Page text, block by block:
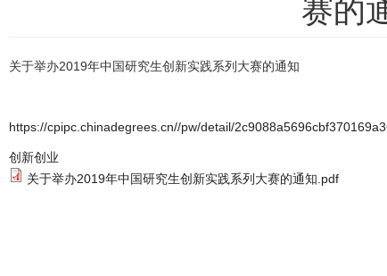
赛的
关于举办2019年中国研究生创新实践系列大赛的通知
https://cpipc.chinadegrees.cn//pw/detail/
创新创业
关于举办2019年中国研究生创新实践系列大赛的通知.pdf